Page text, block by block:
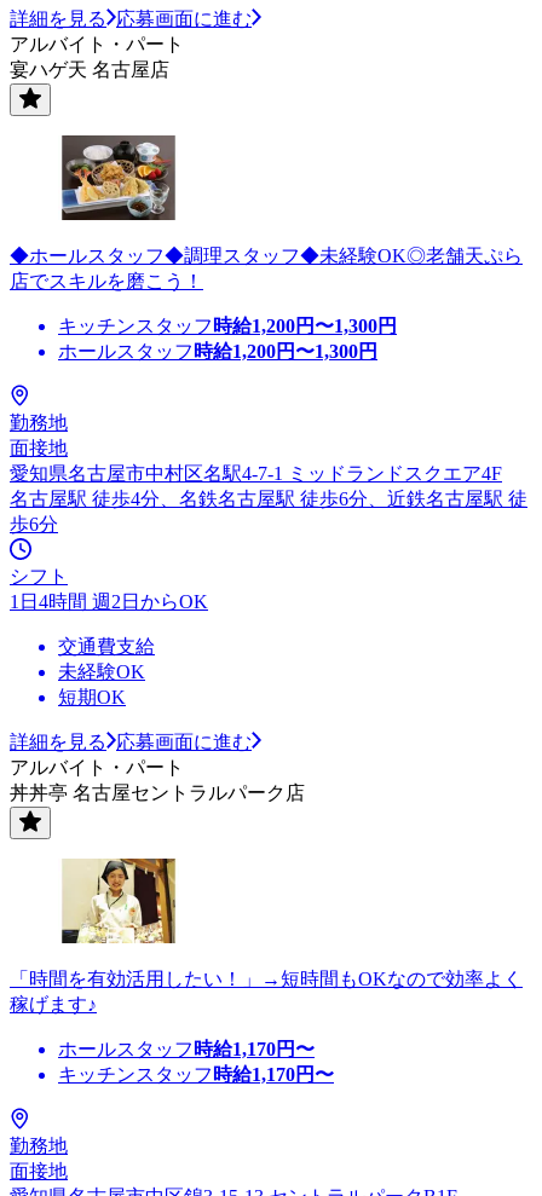
詳細を見る
応募画面に進む
アルバイト・パート
宴ハゲ天 名古屋店
◆ホールスタッフ◆調理スタッフ◆未経験OK◎老舗天ぷら
店でスキルを磨こう！
キッチンスタッフ 時給1,200円〜1,300円
ホールスタッフ 時給1,200円〜1,300円
勤務地
面接地
愛知県名古屋市中村区名駅4-7-1 ミッドランドスクエア4F
名古屋駅 徒歩4分、名鉄名古屋駅 徒歩6分、近鉄名古屋駅 徒
歩6分
シフト
1日4時間 週2日からOK
交通費支給
未経験OK
短期OK
詳細を見る
応募画面に進む
アルバイト・パート
丼丼亭 名古屋セントラルパーク店
「時間を有効活用したい！」→短時間もOKなので効率よく
稼げます♪
ホールスタッフ 時給1,170円〜
キッチンスタッフ 時給1,170円〜
勤務地
面接地